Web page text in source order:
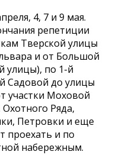
4, 7 и 9 мая.
репетиции
Тверской улицы
и от Большой
улицы), по 1-й
Садовой до улицы
участки Моховой
Ряда,
Петровки и еще
проехать и по
набережным.